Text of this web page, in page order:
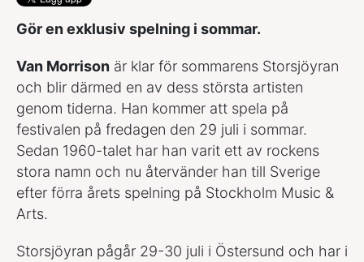
Gör en exklusiv spelning i sommar.
Van Morrison är klar för sommarens Storsjöyran
och blir därmed en av dess största artisten
genom tiderna. Han kommer att spela på
festivalen på fredagen den 29 juli i sommar.
Sedan 1960-talet har han varit ett av rockens
stora namn och nu återvänder han till Sverige
efter förra årets spelning på Stockholm Music &
Arts.
Storsjöyran pågår 29-30 juli i Östersund och har i